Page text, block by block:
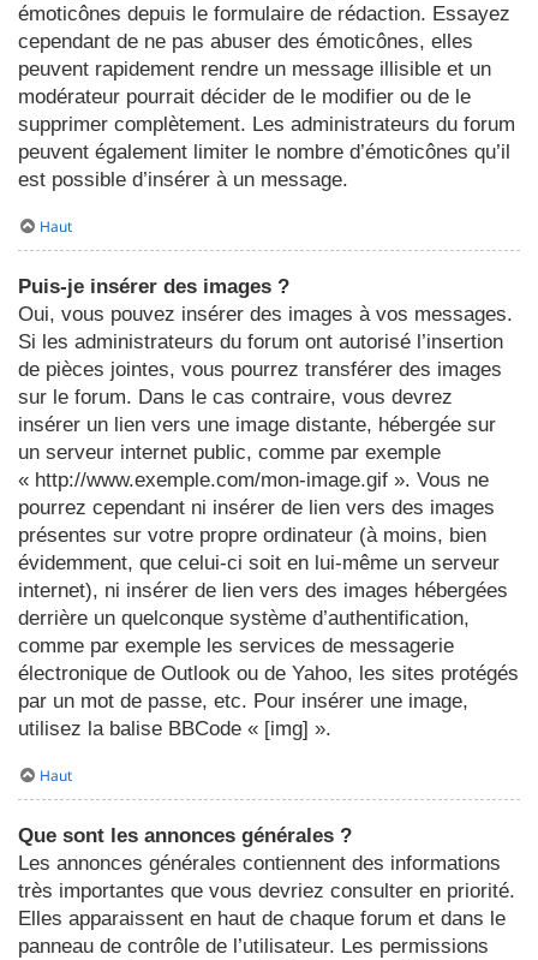
émoticônes depuis le formulaire de rédaction. Essayez
cependant de ne pas abuser des émoticônes, elles
peuvent rapidement rendre un message illisible et un
modérateur pourrait décider de le modifier ou de le
supprimer complètement. Les administrateurs du forum
peuvent également limiter le nombre d’émoticônes qu’il
est possible d’insérer à un message.
Haut
Puis-je insérer des images ?
Oui, vous pouvez insérer des images à vos messages.
Si les administrateurs du forum ont autorisé l’insertion
de pièces jointes, vous pourrez transférer des images
sur le forum. Dans le cas contraire, vous devrez
insérer un lien vers une image distante, hébergée sur
un serveur internet public, comme par exemple
« http://www.exemple.com/mon-image.gif ». Vous ne
pourrez cependant ni insérer de lien vers des images
présentes sur votre propre ordinateur (à moins, bien
évidemment, que celui-ci soit en lui-même un serveur
internet), ni insérer de lien vers des images hébergées
derrière un quelconque système d’authentification,
comme par exemple les services de messagerie
électronique de Outlook ou de Yahoo, les sites protégés
par un mot de passe, etc. Pour insérer une image,
utilisez la balise BBCode « [img] ».
Haut
Que sont les annonces générales ?
Les annonces générales contiennent des informations
très importantes que vous devriez consulter en priorité.
Elles apparaissent en haut de chaque forum et dans le
panneau de contrôle de l’utilisateur. Les permissions